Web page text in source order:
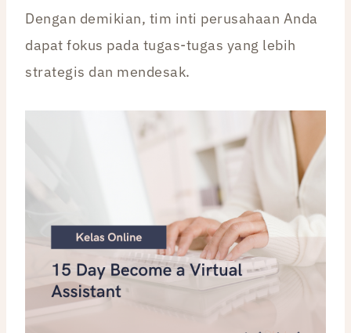
Dengan demikian, tim inti perusahaan Anda
dapat fokus pada tugas-tugas yang lebih
strategis dan mendesak.